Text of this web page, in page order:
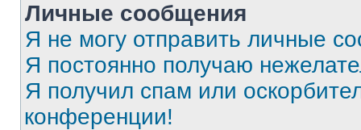
Личные сообщения
Я не могу отправить личные
Я постоянно получаю
Я получил спам или
конференции!